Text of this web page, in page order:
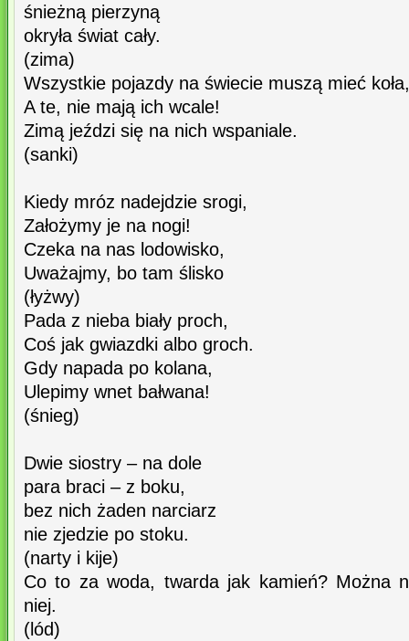
śnieżną pierzyną
okryła świat cały.
(zima)
Wszystkie pojazdy na świecie muszą mieć
A te, nie mają ich wcale!
Zimą jeździ się na nich wspaniale.
(sanki)
Kiedy mróz nadejdzie srogi,
Założymy je na nogi!
Czeka na nas lodowisko,
Uważajmy, bo tam ślisko
(łyżwy)
Pada z nieba biały proch,
Coś jak gwiazdki albo groch.
Gdy napada po kolana,
Ulepimy wnet bałwana!
(śnieg)
Dwie siostry – na dole
para braci – z boku,
bez nich żaden narciarz
nie zjedzie po stoku.
(narty i kije)
Co to za woda, twarda jak kamień? Można
niej.
(lód)